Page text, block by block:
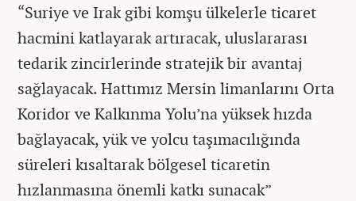
“Suriye ve Irak gibi komşu ülkelerle ticaret
hacmini katlayarak artıracak, uluslararası
tedarik zincirlerinde stratejik bir avantaj
sağlayacak. Hattımız Mersin limanlarını Orta
Koridor ve Kalkınma Yolu’na yüksek hızda
bağlayacak, yük ve yolcu taşımacılığında
süreleri kısaltarak bölgesel ticaretin
hızlanmasına önemli katkı sunacak”